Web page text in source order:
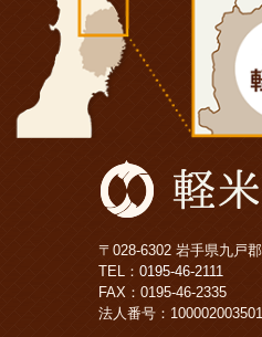
〒028-6302 岩手県九戸
TEL： 0195-46-2111
FAX：0195-46-2335
法人番号：